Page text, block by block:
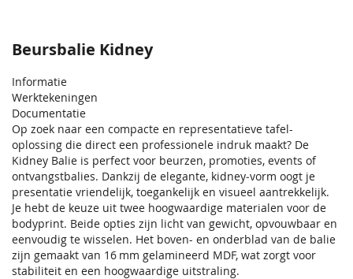
Beursbalie Kidney
Informatie
Werktekeningen
Documentatie
Op zoek naar een compacte en representatieve tafel-
oplossing die direct een professionele indruk maakt? De
Kidney Balie is perfect voor beurzen, promoties, events of
ontvangstbalies. Dankzij de elegante, kidney‑vorm oogt je
presentatie vriendelijk, toegankelijk en visueel aantrekkelijk.
Je hebt de keuze uit twee hoogwaardige materialen voor de
bodyprint. Beide opties zijn licht van gewicht, opvouwbaar en
eenvoudig te wisselen. Het boven- en onderblad van de balie
zijn gemaakt van 16 mm gelamineerd MDF, wat zorgt voor
stabiliteit en een hoogwaardige uitstraling.